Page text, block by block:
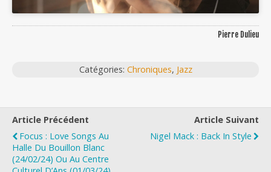
Pierre Dulieu
Catégories: Chroniques, Jazz
Article Précédent
Focus : Love Songs Au
Halle Du Bouillon Blanc
(24/02/24) Ou Au Centre
Article Suivant
Nigel Mack : Back In Style